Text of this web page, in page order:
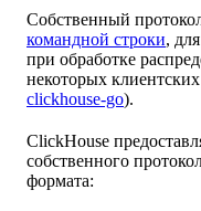
Собственный
командной строки,
при обработке
некоторых
clickhouse-go).
ClickHouse
собственного
формата: